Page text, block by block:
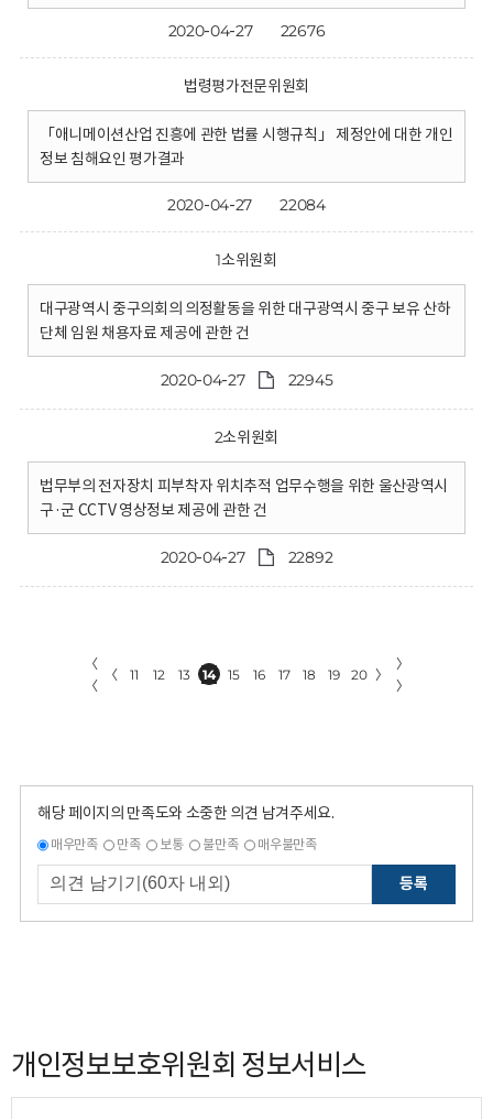
2020-04-27 22676
법령평가전문위원회
「애니메이션산업 진흥에 관한 법률 시행규칙」 제정안에 대한 개인
정보 침해요인 평가결과
2020-04-27 22084
1소위원회
대구광역시 중구의회의 의정활동을 위한 대구광역시 중구 보유 산하
단체 임원 채용자료 제공에 관한 건
2020-04-27 22945
2소위원회
법무부의 전자장치 피부착자 위치추적 업무수행을 위한 울산광역시
구·군 CCTV 영상정보 제공에 관한 건
2020-04-27 22892
〈
〈
〈 11 12 13 14 15 16 17 18 19 20 〉
〉
〉
해당 페이지의 만족도와 소중한 의견 남겨주세요.
매우만족 만족 보통 불만족 매우불만족
등록
개인정보보호위원회 정보서비스